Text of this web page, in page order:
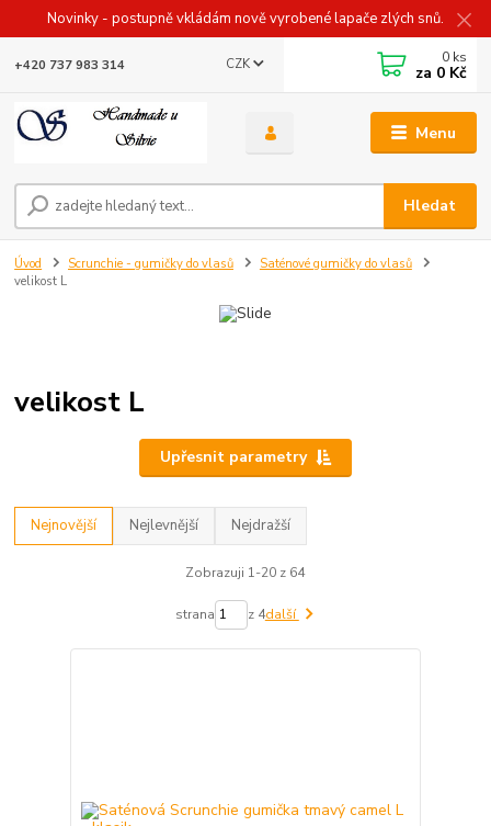
Novinky - postupně vkládám nově vyrobené lapače zlých snů.
Menu
CZK
Hledat
+420 737 983 314 0 ks
za 0 Kč
Úvod Scrunchie - gumičky do vlasů
Saténové gumičky do vlasů
velikost L
velikost L
Upřesnit parametry
Nejnovější Nejlevnější Nejdražší
Zobrazuji 1-20 z 64
strana z 4další